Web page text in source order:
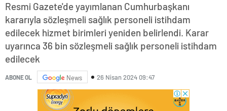
Resmi Gazete'de yayımlanan Cumhurbaşkanı
kararıyla sözleşmeli sağlık personeli istihdam
edilecek hizmet birimleri yeniden belirlendi. Karar
uyarınca 36 bin sözleşmeli sağlık personeli istihdam
edilecek
ABONE OL News 26 Nisan 2024 09:47